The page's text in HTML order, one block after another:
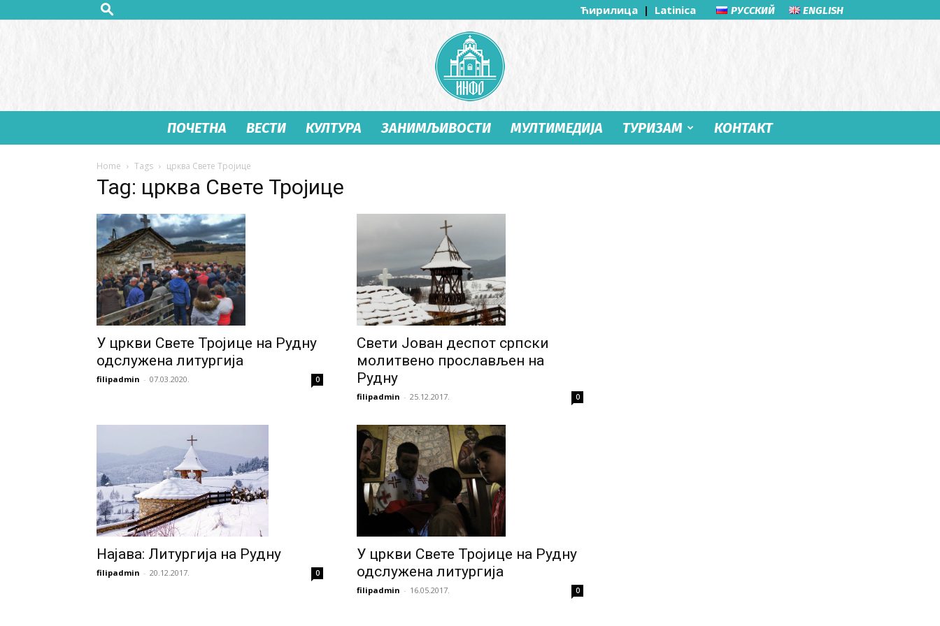
Ћирилица | Latinica РУССКИЙ ENGLISH
Студеница
ПОЧЕТНА ВЕСТИ КУЛТУРА ЗАНИМЉИВОСТИ МУЛТИМЕДИЈА ТУРИЗАМ КОНТАКТ
Home Tags црква Свете Тројице
Tag: црква Свете Тројице
У цркви Свете Тројице на Рудну
одслужена литургија
filipadmin - 07.03.2020. 0
Свети Јован деспот српски
молитвено прослављен на
Рудну
filipadmin - 25.12.2017. 0
Најава: Литургија на Рудну
filipadmin - 20.12.2017. 0
У цркви Свете Тројице на Рудну
одслужена литургија
filipadmin - 16.05.2017. 0